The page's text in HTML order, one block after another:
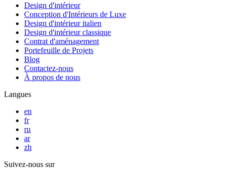
Design d'intérieur
Conception d'Intérieurs de Luxe
Design d'intérieur italien
Design d'intérieur classique
Contrat d'aménagement
Portefeuille de Projets
Blog
Contactez-nous
À propos de nous
Langues
en
fr
ru
ar
zh
Suivez-nous sur